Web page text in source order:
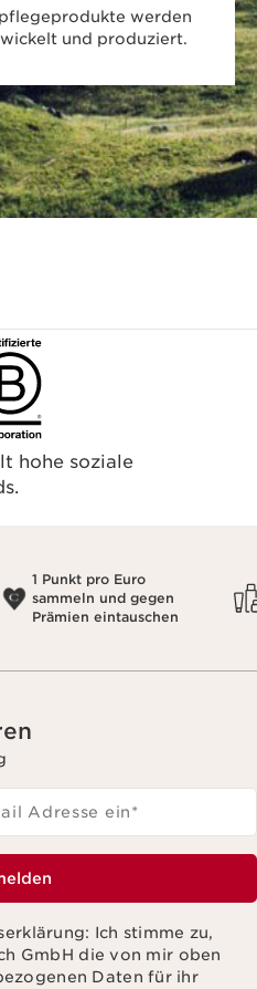
werden
und produziert.
hohe soziale
1 Punkt pro Euro
sammeln und gegen
Prämien eintauschen
Adresse ein*
Ich stimme zu,
GmbH die von mir oben
Daten für ihr